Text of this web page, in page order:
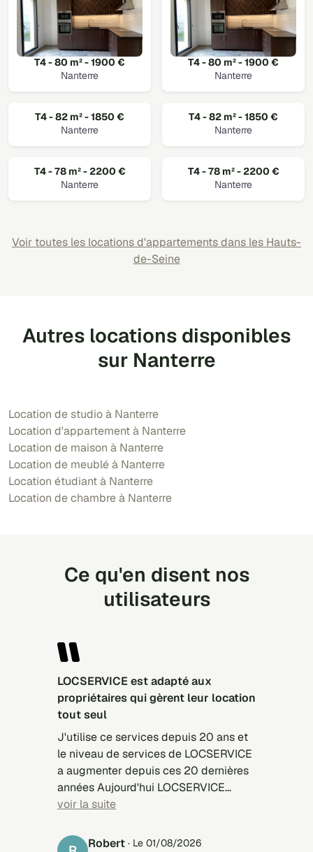
T4 - 80 m² - 1900 €
Nanterre
T4 - 80 m² - 1900 €
Nanterre
T4 - 82 m² - 1850 €
Nanterre
T4 - 82 m² - 1850 €
Nanterre
T4 - 78 m² - 2200 €
Nanterre
T4 - 78 m² - 2200 €
Nanterre
Voir toutes les locations d'appartements dans les Hauts-
de-Seine
Autres locations disponibles
sur Nanterre
Location de studio à Nanterre
Location d'appartement à Nanterre
Location de maison à Nanterre
Location de meublé à Nanterre
Location étudiant à Nanterre
Location de chambre à Nanterre
Ce qu'en disent nos
utilisateurs
LOCSERVICE est adapté aux
propriétaires qui gèrent leur location
tout seul
J'utilise ce services depuis 20 ans et
le niveau de services de LOCSERVICE
a augmenter depuis ces 20 dernières
années Aujourd'hui LOCSERVICE
présente des candidats mieux
l'appartement à louer Le problème,
voir la suite
Robert · Le 01/08/2026